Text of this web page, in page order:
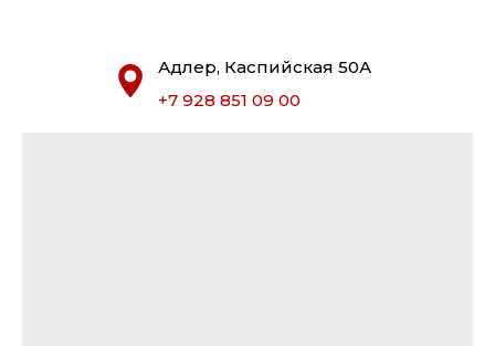
Адлер, Каспийская 50А
+7 928 851 09 00